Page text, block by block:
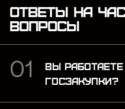
ОТВЕТЫ НА
ВОПРОСЫ
ВЫ
ГОСЗАКУПКИ?